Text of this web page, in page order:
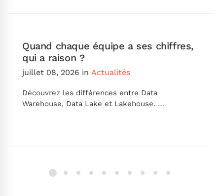
Quand chaque équipe a ses chiffres,
qui a raison ?
juillet 08, 2026 in Actualités
Découvrez les différences entre Data
Warehouse, Data Lake et Lakehouse. …